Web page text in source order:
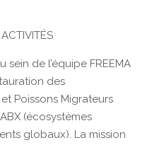
de l’équipe FREEMA
des
Poissons Migrateurs
(écosystèmes
globaux). La mission